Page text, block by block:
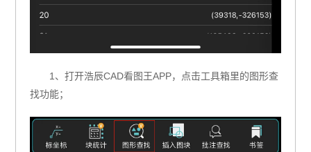
1、打开浩辰CAD看图王APP，点击工具箱里的图形查
找功能；